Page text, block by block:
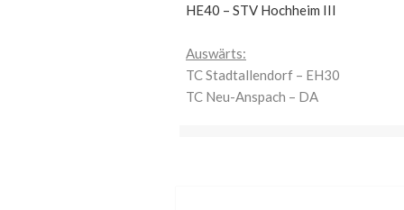
HE40 – STV Hochheim III
Auswärts:
TC Stadtallendorf – EH30
TC Neu-Anspach – DA